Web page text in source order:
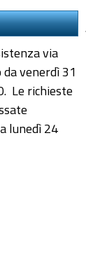
via
venerdì 31
Le richieste
lunedì 24